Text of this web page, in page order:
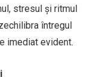
stresul și ritmul
întregul
imediat evident.